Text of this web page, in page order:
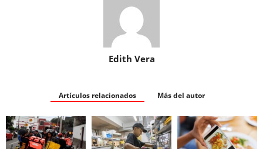
Edith Vera
Artículos relacionados Más del autor